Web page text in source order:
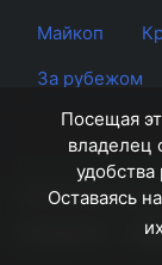
Майкоп
За рубежом
Сайт Краснодара
Посещая
владелец
Оставаясь